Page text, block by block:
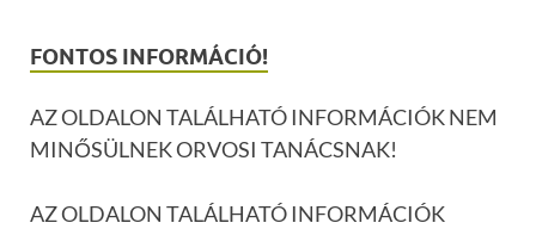
FONTOS INFORMÁCIÓ!
AZ OLDALON TALÁLHATÓ INFORMÁCIÓK NEM
MINŐSÜLNEK ORVOSI TANÁCSNAK!
AZ OLDALON TALÁLHATÓ INFORMÁCIÓK